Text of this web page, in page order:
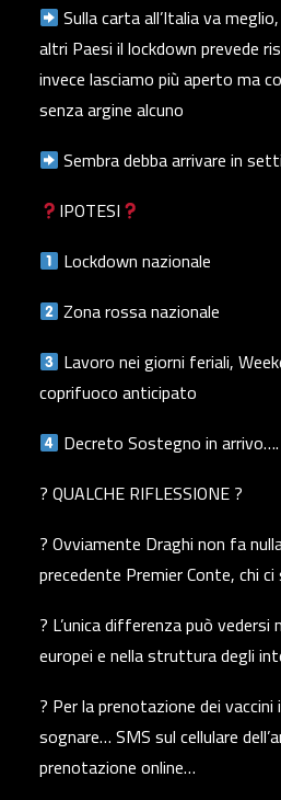
Sulla carta all’Italia va
altri Paesi il lockdown prevede
invece lasciamo più aperto ma
senza argine alcuno
Sembra debba arrivare in
IPOTESI
Lockdown nazionale
Zona rossa nazionale
Lavoro nei giorni feriali,
coprifuoco anticipato
Decreto Sostegno in arrivo….
? QUALCHE RIFLESSIONE ?
? Ovviamente Draghi non fa
precedente Premier Conte, chi
? L’unica differenza può
europei e nella struttura degli
? Per la prenotazione dei
sognare… SMS sul cellulare
prenotazione online…